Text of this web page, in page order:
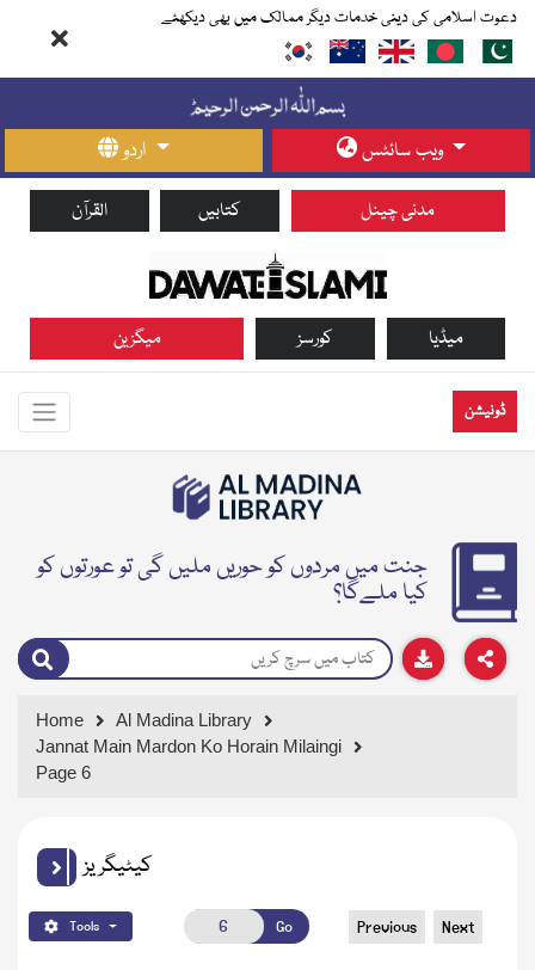
دعوت اسلامی کی دینی خدمات دیگر ممالک میں بھی دیکھئے
اردو ویب سائٹس
القرآن کتابیں مدنی چینل
میگزین کورسز میڈیا
ڈونیشن
جنت میں مردوں کو حوریں ملیں گی تو عورتوں کو
کیا ملےگا؟
Home
Al Madina Library
Jannat Main Mardon Ko Horain Milaingi
Page 6
کیٹیگریز
Tools Go Previous Next